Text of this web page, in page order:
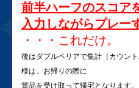
前半ハーフのスコア
入力しながらプレー
・・・これだけ。
後はダブルペリアで集計（カウン
様は、お帰りの際に
賞品を受け取って帰宅となります。